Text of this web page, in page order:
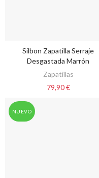
VER OPCIONES
Silbon Zapatilla Serraje
Desgastada Marrón
Zapatillas
79,90 €
NUEVO